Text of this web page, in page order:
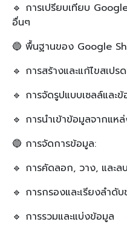
🔹 การเปรียบเทียบ
อื่นๆ
🔵 พื้นฐานของ Google
🔹 การสร้างและแก้ไขสเปร
🔹 การจัดรูปแบบเซลล์และ
🔹 การนำเข้าข้อมูลจากแห
🔵 การจัดการข้อมูล:
🔹 การคัดลอก, วาง, และล
🔹 การกรองและเรียงลำดั
🔹 การรวมและแบ่งข้อมูล